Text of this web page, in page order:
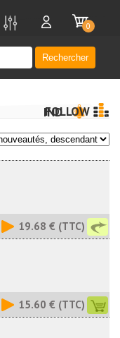
Rechercher
0
IND
FOLLOW
19.68 € (TTC)
15.60 € (TTC)